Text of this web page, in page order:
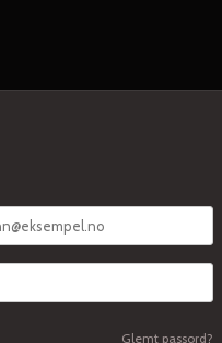
Glemt passord?